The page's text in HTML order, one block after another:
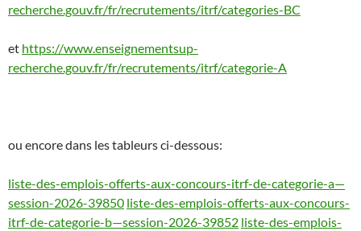
recherche.gouv.fr/fr/recrutements/itrf/categories-BC
et https://www.enseignementsup-
recherche.gouv.fr/fr/recrutements/itrf/categorie-A
ou encore dans les tableurs ci-dessous:
liste-des-emplois-offerts-aux-concours-itrf-de-categorie-a—
session-2026-39850 liste-des-emplois-offerts-aux-concours-
itrf-de-categorie-b—session-2026-39852 liste-des-emplois-